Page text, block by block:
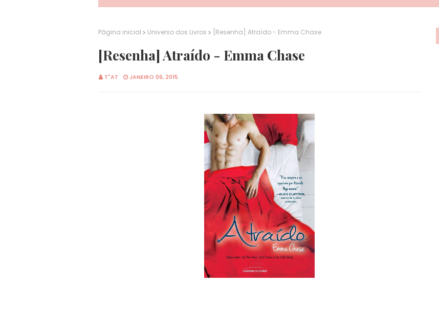
Página inicial Universo dos Livros [Resenha] Atraído - Emma Chase
[Resenha] Atraído - Emma Chase
T"AT JANEIRO 06, 2015